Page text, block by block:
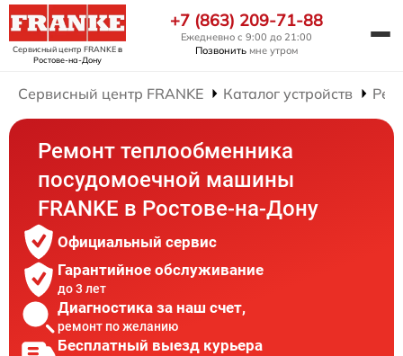
Сервисный центр FRANKEв
Ростове-на-Дону
+7 (863) 209-71-88
Ежедневно с 9:00 до 21:00
Позвонить мне утром
Сервисный центр FRANKE Каталог устройств
Ремонт теплообменника
посудомоечной машины
FRANKE в Ростове-на-Дону
Официальный сервис
Гарантийное обслуживание
до 3 лет
Диагностика за наш счет,
ремонт по желанию
Бесплатный выезд курьера